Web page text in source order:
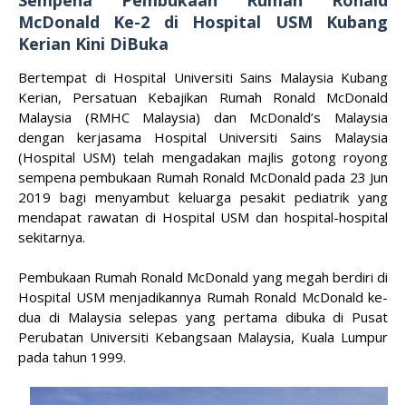
McDonald Ke-2 di Hospital USM Kubang
Kerian Kini DiBuka
Bertempat di Hospital Universiti Sains Malaysia Kubang
Kerian, Persatuan Kebajikan Rumah Ronald McDonald
Malaysia (RMHC Malaysia) dan McDonald’s Malaysia
dengan kerjasama Hospital Universiti Sains Malaysia
(Hospital USM) telah mengadakan majlis gotong royong
sempena pembukaan Rumah Ronald McDonald pada 23 Jun
2019 bagi menyambut keluarga pesakit pediatrik yang
mendapat rawatan di Hospital USM dan hospital-hospital
sekitarnya.
Pembukaan Rumah Ronald McDonald yang megah berdiri di
Hospital USM menjadikannya Rumah Ronald McDonald ke-
dua di Malaysia selepas yang pertama dibuka di Pusat
Perubatan Universiti Kebangsaan Malaysia, Kuala Lumpur
pada tahun 1999.